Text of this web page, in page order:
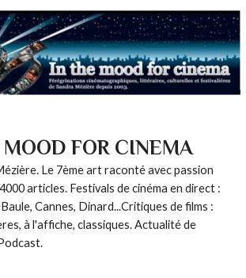
FOR CINEMA
Le 7ème art raconté avec passion
articles. Festivals de cinéma en direct :
Cannes, Dinard...Critiques de films :
à l'affiche, classiques. Actualité de